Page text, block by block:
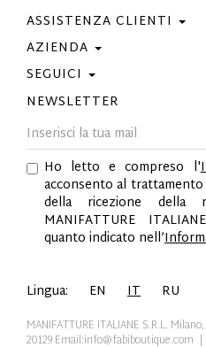
ASSISTENZA CLIENTI
Contattaci
Condizioni Di Acquisto
Guida Taglie
AZIENDA
Privacy Policy
Cookie Policy
Best Of Fabi
GPSR
SEGUICI
Facebook
Instagram
Pinterest
Twitter
YouTube
LinkedIn
NEWSLETTER
Ho letto e compreso l'
acconsento al
della ricezione della
MANIFATTURE
quanto indicato nell’
Lingua: EN IT RU
MANIFATTURE ITALIANE S.R.L.
20129Email:info@fabiboutique.com |